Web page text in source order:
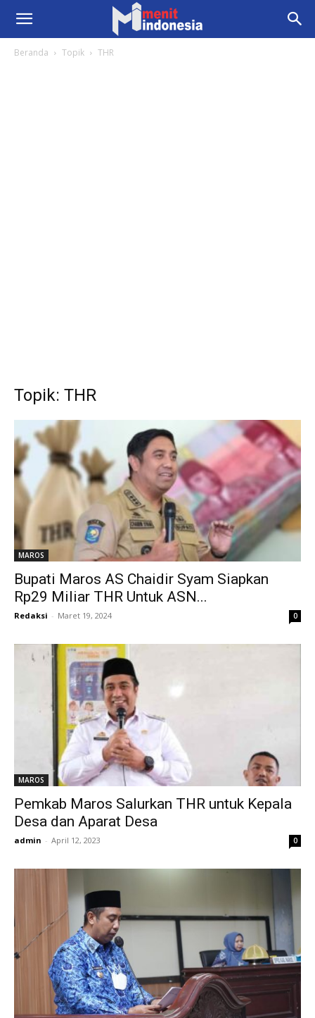
Beranda Topik THR
Topik: THR
MAROS
Bupati Maros AS Chaidir Syam Siapkan
Rp29 Miliar THR Untuk ASN...
Redaksi - Maret 19, 2024 0
MAROS
Pemkab Maros Salurkan THR untuk Kepala
Desa dan Aparat Desa
admin - April 12, 2023 0